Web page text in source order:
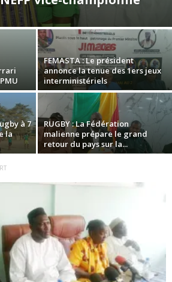
FEMASTA : Le président
annonce la tenue des 1ers jeux
interministériels
à 7
la
RUGBY : La Fédération
malienne prépare le grand
retour du pays sur la...